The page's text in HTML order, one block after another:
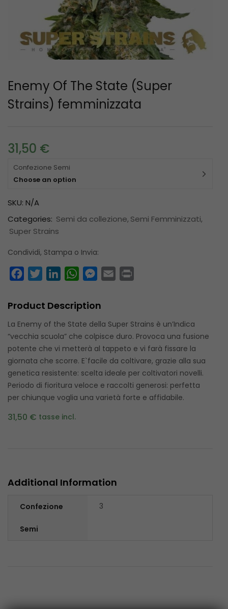
Enemy Of The State (Super
Strains) femminizzata
31,50 €
Confezione Semi
Choose an option
SKU: N/A
Categories: Semi da collezione Semi Femminizzati
Super Strains
Condividi, Stampa o Invia:
FacebookTwitterLinkedInWhatsAppMessenger
Email
Product Description
La Enemy of the State della Super Strains è un’Indica
“vecchia scuola” che colpisce duro. Provoca una fusione
potente che vi metterà al tappeto e vi farà fissare la
giornata che scorre. E`facile da coltivare, grazie alla sua
genetica resistente: scelta ideale per coltivatori novelli.
Periodo di fioritura veloce e raccolti generosi: perfetta
per chiunque voglia una varietà forte e affidabile.
31,50 € tasse incl.
Additional Information
Confezione
Semi
3